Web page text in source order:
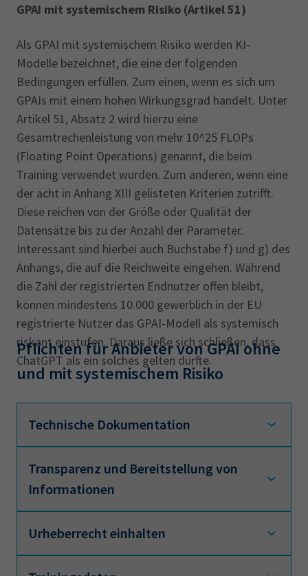
GPAI mit systemischem Risiko (Artikel 51)
Als GPAI mit systemischem Risiko werden KI-
Modelle bezeichnet, die eine der folgenden
Bedingungen erfüllen. Zum einen, wenn es sich um
GPAIs mit einem hohen Wirkungsgrad handelt. Unter
Artikel 51, Absatz 2 wird hierzu eine
Gesamtrechenleistung von mehr 10^25 FLOPs
(Floating Point Operations) genannt, die beim
Training verwendet wurden. Zum anderen, wenn eine
der acht in Anhang XIII gelisteten Kriterien zutrifft.
Diese reichen von der Größe oder Qualität der
Datensätze bis zu der Anzahl der Parameter.
Interessant sind hierbei auch Buchstabe f) und g) des
Anhangs, die auf die Reichweite eingehen. Während
die Zahl der registrierten Endnutzer offen bleibt,
können mindestens 10.000 gewerblich in der EU
registrierte Nutzer das GPAI-Modell als systemisch
riskant einstufen. Daraus ließe sich schließen, dass
ChatGPT als ein solches gelten dürfte.
Pflichten für Anbieter von GPAI ohne
und mit systemischem Risiko
Technische Dokumentation
Anbieter von generativen KI-Modellen (GPAI)
müssen detaillierte technische
Dokumentationen des KI-Modells sowie der
Trainings-, Testverfahren und damit
Transparenz und Bereitstellung von
Informationen
Anbieter von GPAI müssen eine
Gebrauchsanweisung für nachgelagerte
Urheberrecht einhalten